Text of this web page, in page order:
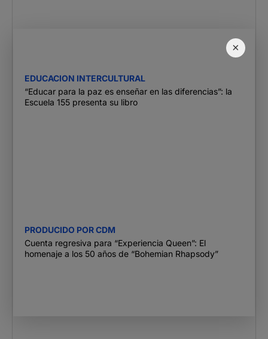
×
EDUCACION INTERCULTURAL
“Educar para la paz es enseñar en las diferencias”: la
Escuela 155 presenta su libro
PRODUCIDO POR CDM
Cuenta regresiva para “Experiencia Queen”: El
homenaje a los 50 años de “Bohemian Rhapsody”